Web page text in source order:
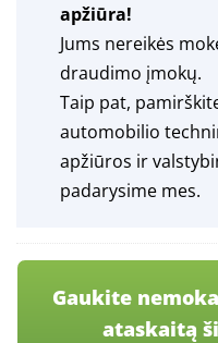
apžiūra!
Jums nereikės
draudimo įmokų.
Taip pat,
automobilio
apžiūros ir
padarysime mes.
Gaukite
ataskaitą